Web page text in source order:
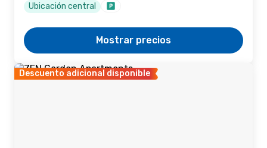
Ubicación central
Mostrar precios
Descuento adicional disponible